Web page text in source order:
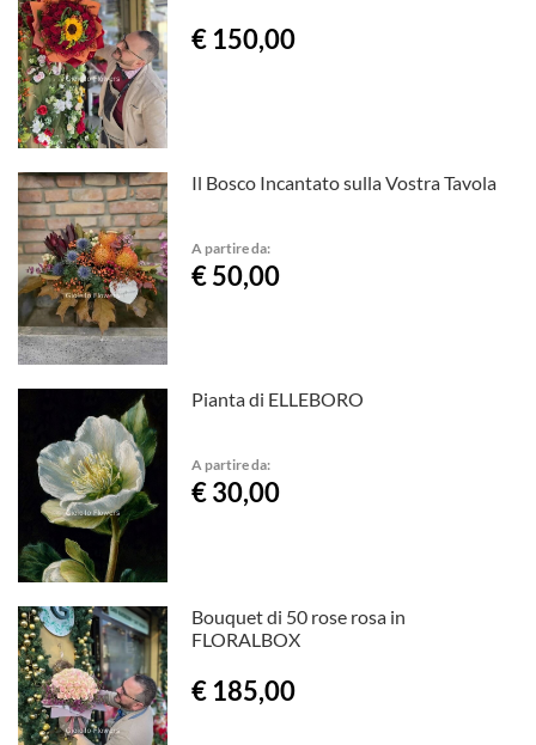
€ 150,00
Il Bosco Incantato sulla Vostra Tavola
A partire da:
€ 50,00
Pianta di ELLEBORO
A partire da:
€ 30,00
Bouquet di 50 rose rosa in
FLORALBOX
€ 185,00